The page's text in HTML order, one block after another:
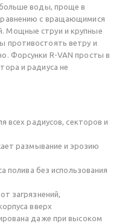
воды, проще в
с вращающимися
Мощные струи и крупные
противостоять ветру и
Форсунки R-VAN просты в
и радиуса не
всех радиусов, секторов и
размывание и эрозию
полива без использования
загрязнений,
вверх
даже при высоком